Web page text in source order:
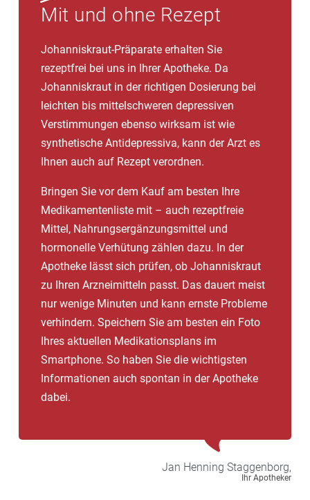
Mit und ohne Rezept
Johanniskraut-Präparate erhalten Sie
rezeptfrei bei uns in Ihrer Apotheke. Da
Johanniskraut in der richtigen Dosierung bei
leichten bis mittelschweren depressiven
Verstimmungen ebenso wirksam ist wie
synthetische Antidepressiva, kann der Arzt es
Ihnen auch auf Rezept verordnen.
Bringen Sie vor dem Kauf am besten Ihre
Medikamentenliste mit – auch rezeptfreie
Mittel, Nahrungsergänzungsmittel und
hormonelle Verhütung zählen dazu. In der
Apotheke lässt sich prüfen, ob Johanniskraut
zu Ihren Arzneimitteln passt. Das dauert meist
nur wenige Minuten und kann ernste Probleme
verhindern. Speichern Sie am besten ein Foto
Ihres aktuellen Medikationsplans im
Smartphone. So haben Sie die wichtigsten
Informationen auch spontan in der Apotheke
dabei.
Jan Henning Staggenborg,
Ihr Apotheker